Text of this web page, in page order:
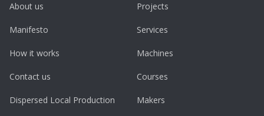
• Nombre de la máquina: Epilog Laser
Legend Mini 18
escritorio
• Acceso: Solo uso en el lugar — reserve
About us
Manifesto
How it works
Contact us
Dispersed Local Production
Projects
Services
Machines
Courses
Makers